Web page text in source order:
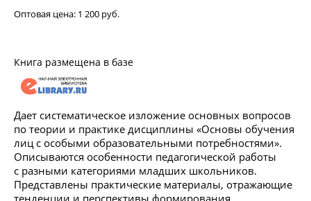
Оптовая цена: 1 200 руб.
Книга размещена в базе
Дает систематическое изложение основных вопросов
по теории и практике дисциплины «Основы обучения
лиц с особыми образовательными потребностями».
Описываются особенности педагогической работы
с разными категориями младших школьников.
Представлены практические материалы, отражающие
тенденции и перспективы формирования